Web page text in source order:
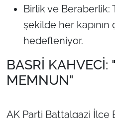
Birlik ve Beraberlik:
şekilde her kapının
hedefleniyor.
BASRİ KAHVECİ:
MEMNUN"
AK Parti Battalgazi İlçe